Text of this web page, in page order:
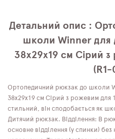
Детальний опис :
школи Winner для
38х29х19 см Сірий
Ортопедичний рюкзак до школи
38х29х19 см Сірий з рожевим для
стильний, він сподобається як
Дитячий рюкзак. Відділення: В
основне відділення (у спинки) без